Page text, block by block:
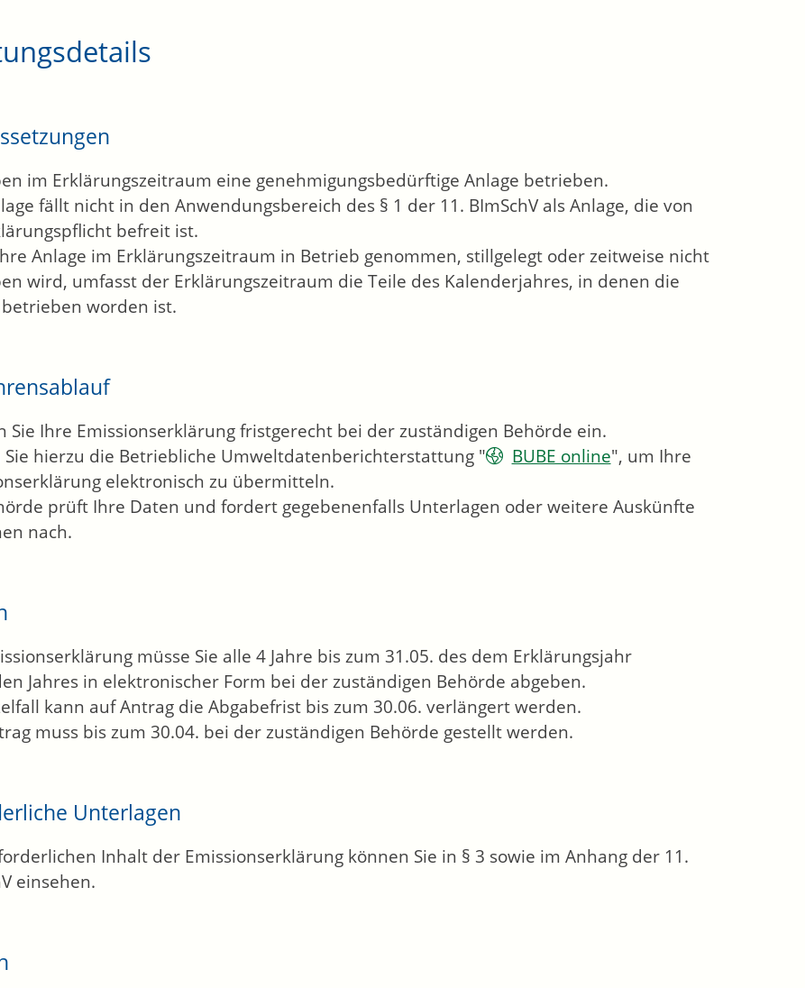
im Erklärungszeitraum eine genehmigungsbedürftige Anlage betrieben.
fällt nicht in den Anwendungsbereich des § 1 der 11. BImSchV als Anlage, die von
befreit ist.
Anlage im Erklärungszeitraum in Betrieb genommen, stillgelegt oder zeitweise nicht
wird, umfasst der Erklärungszeitraum die Teile des Kalenderjahres, in denen die
worden ist.
Sie Ihre Emissionserklärung fristgerecht bei der zuständigen Behörde ein.
Sie hierzu die Betriebliche Umweltdatenberichterstattung "
BUBE online", um Ihre
elektronisch zu übermitteln.
prüft Ihre Daten und fordert gegebenenfalls Unterlagen oder weitere Auskünfte
nach.
müsse Sie alle 4 Jahre bis zum 31.05. des dem Erklärungsjahr
Jahres in elektronischer Form bei der zuständigen Behörde abgeben.
kann auf Antrag die Abgabefrist bis zum 30.06. verlängert werden.
muss bis zum 30.04. bei der zuständigen Behörde gestellt werden.
Unterlagen
Inhalt der Emissionserklärung können Sie in § 3 sowie im Anhang der 11.
einsehen.